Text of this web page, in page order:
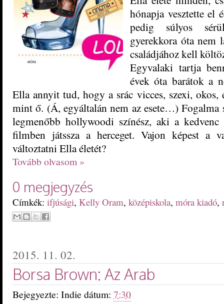
hónapja vesztette el
pedig súlyos
gyerekkora óta nem
családjához kell
Egyvalaki tartja
évek óta barátok a
Ella annyit tud, hogy a srác vicces, szexi, okos,
mint ő. (Á, egyáltalán nem az esete…)
legmenőbb hollywoodi színész, aki a kedvenc
filmben játssza a herceget. Vajon képest a
változtatni Ella életét?
Tovább olvasom »
0 megjegyzés
Címkék: ifjúsági, Kelly Oram, középiskola, móra kiadó,
2015. 11. 02.
Borsa Brown: Az Arab
Bejegyezte: Indie dátum: 7:30